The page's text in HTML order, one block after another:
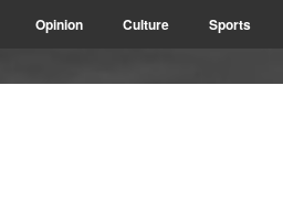
Opinion Culture Sports